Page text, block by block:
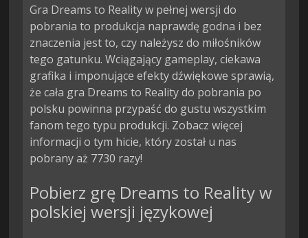
Gra Dreams to Reality w pełnej wersji do
pobrania to produkcja naprawdę godna i bez
znaczenia jest to, czy należysz do miłośników
tego gatunku. Wciągający gameplay, ciekawa
grafika i imponujące efekty dźwiękowe sprawią,
że cała gra Dreams to Reality do pobrania po
polsku powinna przypaść do gustu wszystkim
fanom tego typu produkcji. Zobacz więcej
informacji o tym hicie, który został u nas
pobrany aż 7730 razy!
Pobierz grę Dreams to Reality w
polskiej wersji językowej